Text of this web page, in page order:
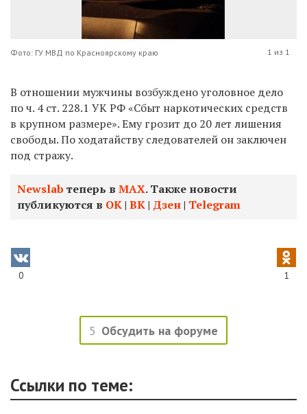
Фото: ГУ МВД по Красноярскому краю 1 из 1
В отношении мужчины возбуждено уголовное дело
по ч. 4 ст. 228.1 УК РФ «Сбыт наркотических средств
в крупном размере». Ему грозит до 20 лет лишения
свободы. По ходатайству следователей он заключен
под стражу.
Newslab теперь в МАХ. Также новости
публикуются в ОК| ВК| Дзен| Telegram
0 1
5 Обсудить на форуме
Ссылки по теме: